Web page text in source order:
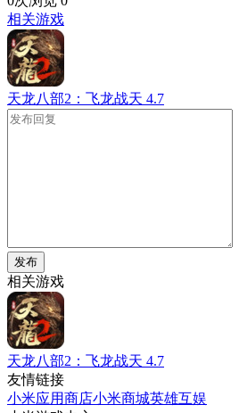
相关游戏
天龙八部2：飞龙战天 4.7
发布
相关游戏
天龙八部2：飞龙战天 4.7
友情链接
小米应用商店小米商城英雄互娱